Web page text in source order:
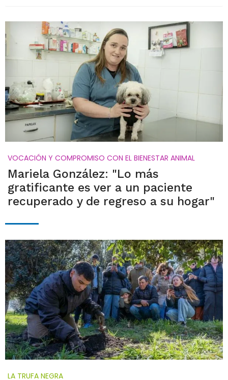
VOCACIÓN Y COMPROMISO CON EL BIENESTAR ANIMAL
Mariela González: "Lo más
gratificante es ver a un paciente
recuperado y de regreso a su hogar"
LA TRUFA NEGRA